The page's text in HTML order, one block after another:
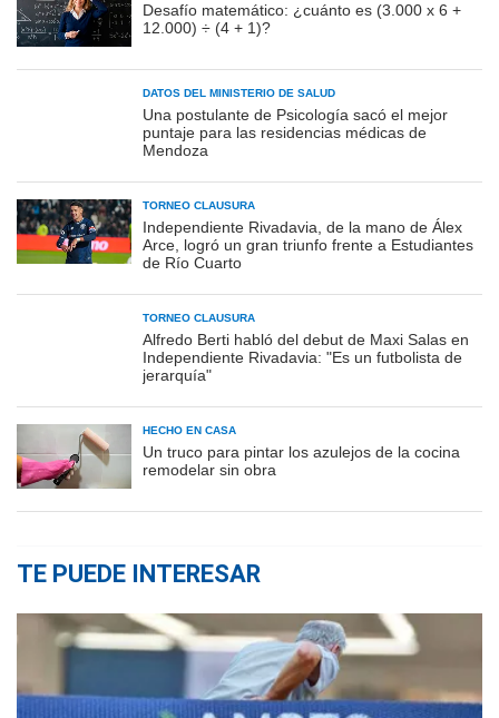
Desafío matemático: ¿cuánto es (3.000 x 6 +
12.000) ÷ (4 + 1)?
DATOS DEL MINISTERIO DE SALUD
Una postulante de Psicología sacó el mejor
puntaje para las residencias médicas de
Mendoza
TORNEO CLAUSURA
Independiente Rivadavia, de la mano de Álex
Arce, logró un gran triunfo frente a Estudiantes
de Río Cuarto
TORNEO CLAUSURA
Alfredo Berti habló del debut de Maxi Salas en
Independiente Rivadavia: "Es un futbolista de
jerarquía"
HECHO EN CASA
Un truco para pintar los azulejos de la cocina
remodelar sin obra
TE PUEDE INTERESAR